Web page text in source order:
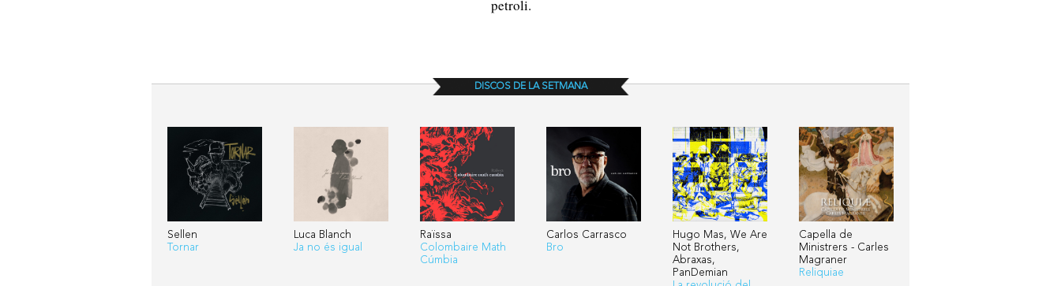
petroli.
DISCOS DE LA SETMANA
Sellen
Tornar
Luca Blanch
Ja no és igual
Raïssa
Colombaire Math
Cúmbia
Carlos Carrasco
Bro
Hugo Mas, We Are
Not Brothers,
Abraxas,
PanDemian
Capella de
Ministrers - Carles
Magraner
Reliquiae